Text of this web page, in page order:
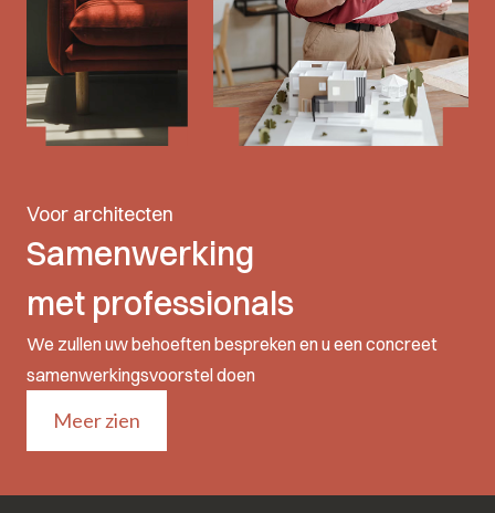
Voor architecten
Samenwerking
met professionals
We zullen uw behoeften bespreken en u een concreet
samenwerkingsvoorstel doen
Meer zien